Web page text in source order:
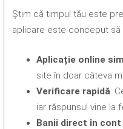
Știm că timpul tău este
aplicare este conceput să
Aplicație online
site în doar câteva
Verificare rapidă:
iar răspunsul vine la
Banii direct în cont